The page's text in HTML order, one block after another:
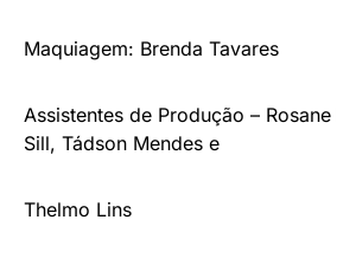
Maquiagem: Brenda Tavares
Assistentes de Produção –
Sill, Tádson Mendes e
Thelmo Lins